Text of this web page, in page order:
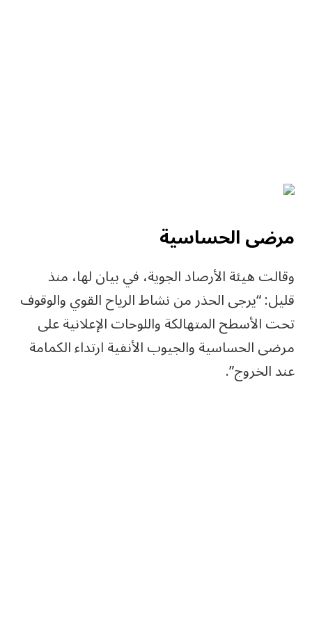
مرضى الحساسية
وقالت هيئة الأرصاد الجوية، في بيان لها، منذ
قليل: “يرجى الحذر من نشاط الرياح القوي والوقوف
تحت الأسطح المتهالكة واللوحات الإعلانية️ على
مرضى الحساسية والجيوب الأنفية ارتداء الكمامة
عند الخروج”.